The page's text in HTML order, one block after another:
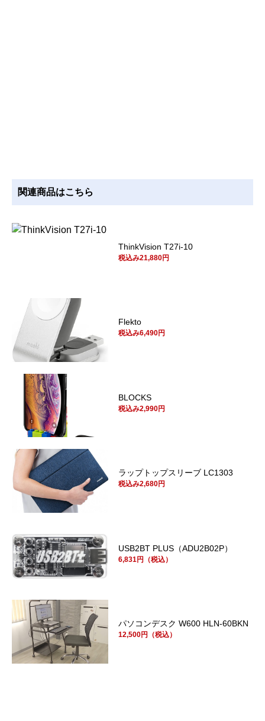
関連商品はこちら
ThinkVision T27i-10
税込み21,880円
Flekto
税込み6,490円
BLOCKS
税込み2,990円
ラップトップスリーブ LC1303
税込み2,680円
USB2BT PLUS（ADU2B02P）
6,831円（税込）
パソコンデスク W600 HLN-60BKN
12,500円（税込）